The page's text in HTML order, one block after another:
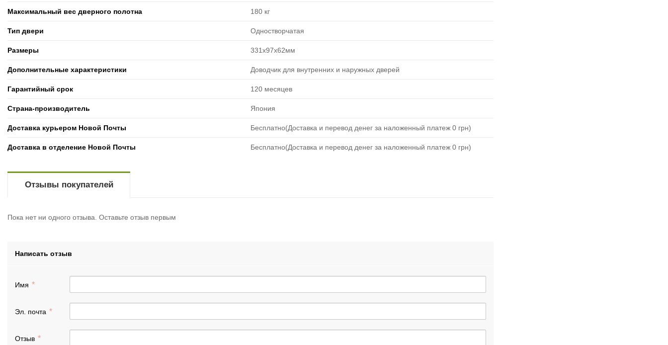
Максимальный вес дверного полотна 180 кг
Тип двери Одностворчатая
Размеры 331х97х62мм
Дополнительные характеристики Доводчик для внутренних и наружных дверей
Гарантийный срок 120 месяцев
Страна-производитель Япония
Доставка курьером Новой Почты Бесплатно(Доставка и перевод денег за наложенный платеж 0 грн)
Доставка в отделение Новой Почты Бесплатно(Доставка и перевод денег за наложенный платеж 0 грн)
Отзывы покупателей
Пока нет ни одного отзыва. Оставьте отзыв первым
Написать отзыв
Имя
Эл. почта
Отзыв